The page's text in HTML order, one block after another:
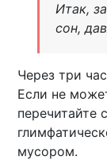
Итак,
сон,
Через три
Если не
перечитайте
мусором.